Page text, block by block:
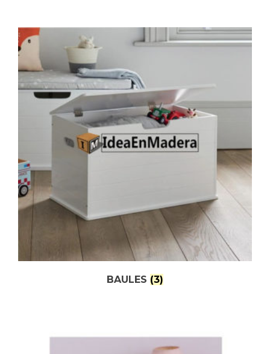
BAULES (3)